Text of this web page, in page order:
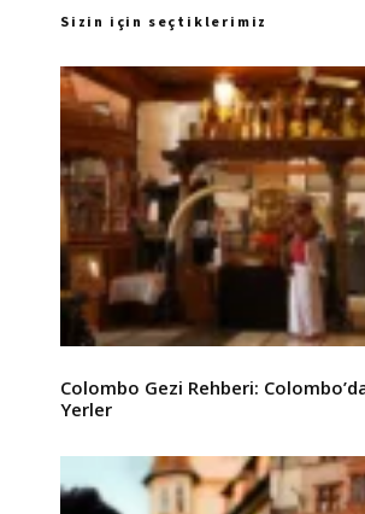
Sizin için seçtiklerimiz
Colombo Gezi Rehberi:
Yerler